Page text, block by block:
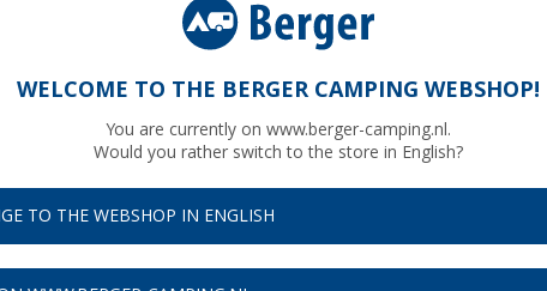
Avtex SV5 Muurbeugel voor platte TV 10 tot 24”
10 tot 24”
€
Prijzen
WELCOME TO THE BERGER CAMPING WEBSHOP!
You are currently on www.berger-camping.nl.
Would you rather switch to the store in English?
TO THE WEBSHOP IN ENGLISH